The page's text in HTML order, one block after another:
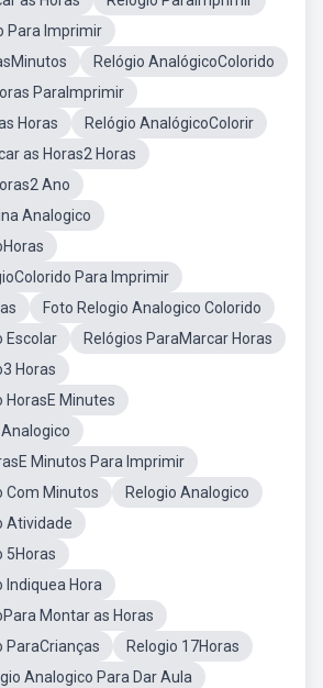
Para Imprimir
Relógio AnalógicoColorido
ParaImprimir
Horas
Relógio AnalógicoColorir
as Horas2 Horas
Ano
Analogico
Para Imprimir
Foto Relogio Analogico Colorido
Escolar
Relógios ParaMarcar Horas
Horas
HorasE Minutes
Minutos Para Imprimir
Com Minutos
Relogio Analogico
Atividade
5Horas
Indiquea Hora
Montar as Horas
ParaCrianças
Relogio 17Horas
Analogico Para Dar Aula